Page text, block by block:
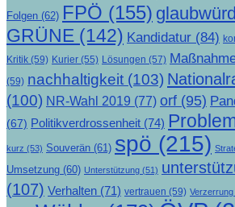
Folgen (62) FPÖ (155)
GRÜNE (142) Kandidatur (84)
Kritik (59) Kurier (55) Lösungen (57)
(59) nachhaltigkeit (103)
(100) NR-Wahl 2019 (77) orf (95)
(67) Politikverdrossenheit (74)
kurz (53) Souverän (61) spö (215)
Umsetzung (60) Unterstützung (51)
(107) Verhalten (71) vertrauen (59) Verzerrung